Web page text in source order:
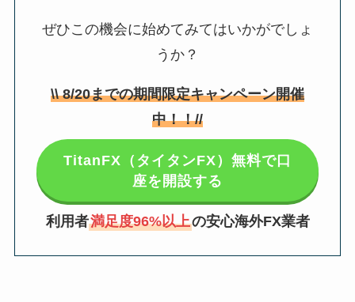
ぜひこの機会に始めてみてはいかがでしょ
うか？
\\8/20までの期間限定キャンペーン開催
中！！//
TitanFX（タイタンFX）無料で口
座を開設する
利用者満足度96%以上の安心海外FX業者